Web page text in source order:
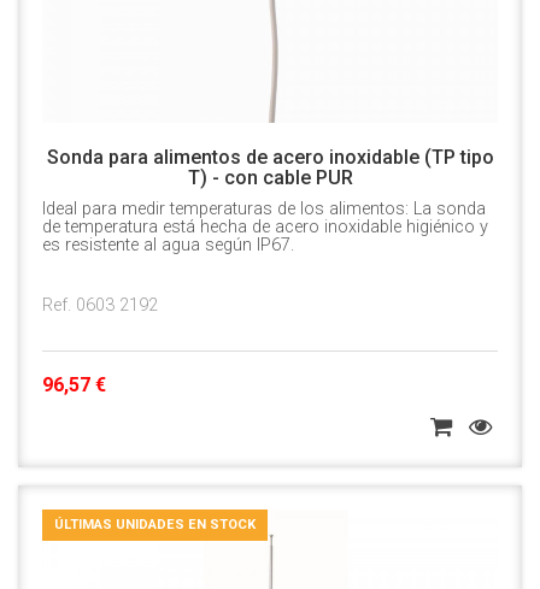
Sonda para alimentos de acero inoxidable (TP tipo
T) - con cable PUR
Ideal para medir temperaturas de los alimentos: La sonda
de temperatura está hecha de acero inoxidable higiénico y
es resistente al agua según IP67.
Ref. 0603 2192
96,57 €
ÚLTIMAS UNIDADES EN STOCK